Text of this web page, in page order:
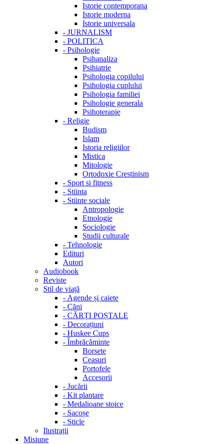
Istorie contemporana
Istorie moderna
Istorie universala
- JURNALISM
- POLITICA
- Psihologie
Psihanaliza
Psihiatrie
Psihologia copilului
Psihologia cuplului
Psihologia familiei
Psihologie generala
Psihoterapie
- Religie
Budism
Islam
Istoria religiilor
Mistica
Mitologie
Ortodoxie Crestinism
- Sport si fitness
- Stiinta
- Stiinte sociale
Antropologie
Etnologie
Sociologie
Studii culturale
- Tehnologie
Edituri
Autori
Audiobook
Reviste
Stil de viață
- Agende și caiete
- Căni
- CĂRȚI POȘTALE
- Decorațiuni
- Huskee Cups
- Îmbrăcăminte
Borsete
Ceasuri
Portofele
Accesorii
- Jucării
- Kit plantare
- Medalioane stoice
- Sacoșe
- Sticle
Ilustrații
Misiune